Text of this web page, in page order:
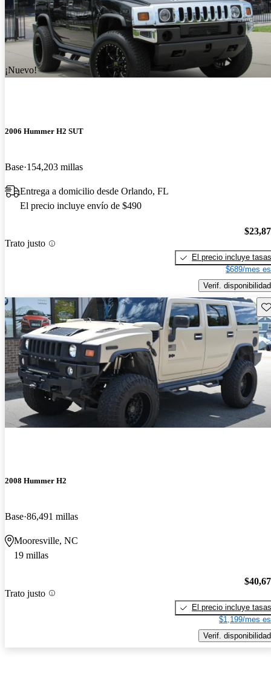
¡Nuevo!
2006 Hummer H2 SUT
Base 154,203 millas
Entrega a domicilio desde Orlando, FL
El precio incluye envío de $490
Trato justo
El precio incluye tasas
$689/mes
Verif. disponibilidad
2008 Hummer H2
Base 86,491 millas
Mooresville, NC
19 millas
Trato justo
El precio incluye tasas
$1,199/mes
Verif. disponibilidad